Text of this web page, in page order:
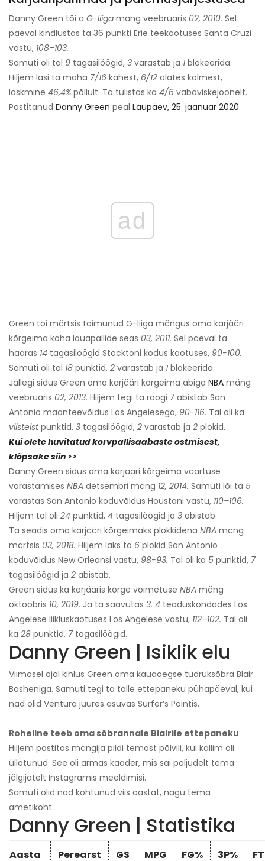
Danny Green tõi a G-liiga mäng veebruaris 02, 2010. Sel
päeval kindlustas ta 36 punkti Erie teekaotuses Santa Cruzi
vastu, 108–103.
Samuti oli tal 9 tagasilöögid, 3 varastab ja 1 blokeerida.
Hiljem lasi ta maha 7/16 kahest, 6/12 alates kolmest,
laskmine 46,4% põllult. Ta tulistas ka 4/6 vabaviskejoonelt.
Postitanud Danny Green peal Laupäev, 25. jaanuar 2020
ad
Green tõi märtsis toimunud G-liiga mängus oma karjääri
kõrgeima koha lauapallide seas 03, 2011. Sel päeval ta
haaras 14 tagasilöögid Stocktoni kodus kaotuses, 90-100.
Samuti oli tal 18 punktid, 2 varastab ja 1 blokeerida.
Jällegi sidus Green oma karjääri kõrgeima abiga NBA mäng
veebruaris 02, 2013. Hiljem tegi ta roogi 7 abistab San
Antonio maanteevõidus Los Angelesega, 90-116. Tal oli ka
viisteistpunktid, 3 tagasilöögid, 2 varastab ja 2 plokid.
Kui olete huvitatud korvpallisaabaste ostmisest,
klõpsake siin >>
Danny Green sidus oma karjääri kõrgeima väärtuse
varastamises NBA detsembri mäng 12, 2014. Samuti lõi ta 5
varastas San Antonio koduvõidus Houstoni vastu, 110–106.
Hiljem tal oli 24 punktid, 4 tagasilöögid ja 3 abistab.
Ta seadis oma karjääri kõrgeimaks plokkidena NBA mäng
märtsis 03, 2018. Hiljem läks ta 6 plokid San Antonio
koduvõidus New Orleansi vastu, 98-93. Tal oli ka 5 punktid, 7
tagasilöögid ja 2 abistab.
Green sidus ka karjääris kõrge võimetuse NBA mäng
oktoobris 10, 2019. Ja ta saavutas 3. 4 teaduskondades Los
Angelese liikluskaotuses Los Angelese vastu, 112–102. Tal oli
ka 28 punktid, 7 tagasilöögid.
Danny Green | Isiklik elu
Viimasel ajal kihlus Green oma kauaaegse tüdruksõbra Blair
Basheniga. Samuti tegi ta talle ettepaneku pühapäeval, kui
nad olid Ventura juures asuvas Surfer’s Pointis.
Roheline teeb oma sõbrannale Blairile ettepaneku
Hiljem postitas mängija pildi temast põlvili, kui kallim oli
üllatunud. See oli armas kaader, mis sai paljudelt tema
jälgijatelt Instagramis meeldimisi.
Samuti olid nad kohtunud viis aastat, nagu tema
ametikoht.
Danny Green | Statistika
Aasta Perearst GS MPG FG% 3P%